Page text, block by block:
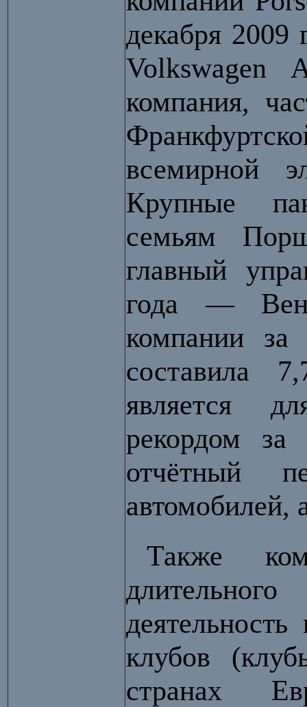
декабря 2009
Volkswagen
компания,
всемирной
Крупные
семьям
главный
года —
компании за
составила
является
рекордом
отчётный
автомобилей,
Также
клубов
странах